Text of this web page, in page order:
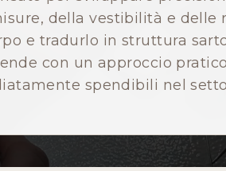
della vestibilità e
e tradurlo in struttura
con un approccio
spendibili nel